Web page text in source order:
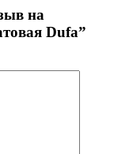
на
Dufa”